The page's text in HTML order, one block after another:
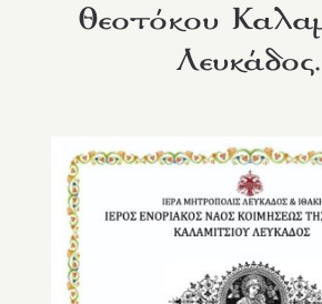
Θεοτόκου
Λευκάδος.